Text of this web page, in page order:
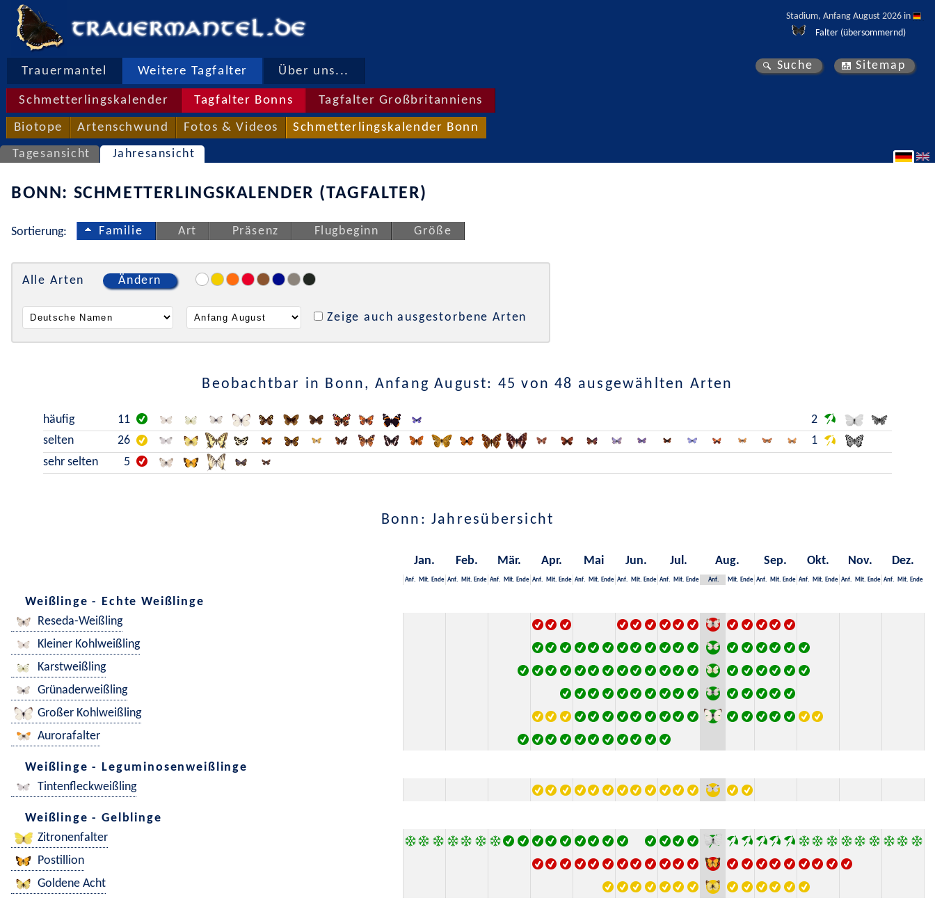
Stadium, Anfang August 2026 in
Falter (übersommernd)
Trauermantel Weitere Tagfalter Über uns...
Schmetterlingskalender Tagfalter Bonns Tagfalter Großbritanniens
Biotope Artenschwund Fotos & Videos Schmetterlingskalender Bonn
Suche Sitemap
Tagesansicht Jahresansicht
BONN: SCHMETTERLINGSKALENDER (TAGFALTER)
Sortierung: Familie Art Präsenz Flugbeginn Größe
Alle Arten Ändern
Zeige auch ausgestorbene Arten
Beobachtbar in Bonn, Anfang August: 45 von 48 ausgewählten Arten
häufig 11
2
selten
26
1
sehr selten
5
Bonn: Jahresübersicht
Jan. Feb. Mär. Apr. Mai Jun. Jul. Aug. Sep. Okt. Nov. Dez.
Anf. Mit. Ende Anf. Mit. Ende Anf. Mit. Ende Anf. Mit. Ende Anf. Mit. Ende Anf. Mit. Ende Anf. Mit. Ende Anf. Mit. Ende Anf. Mit. Ende Anf. Mit. Ende Anf. Mit. Ende Anf. Mit. Ende
Weißlinge - Echte Weißlinge
Reseda-Weißling
Kleiner Kohlweißling
Karstweißling
Grünaderweißling
Großer Kohlweißling
Aurorafalter
Weißlinge - Leguminosenweißlinge
Tintenfleckweißling
Weißlinge - Gelblinge
Zitronenfalter
Postillion
Goldene Acht